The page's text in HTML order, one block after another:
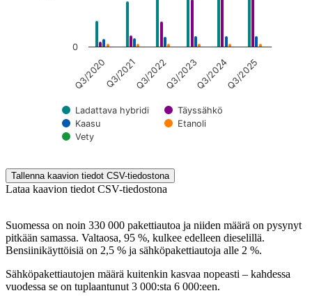
Ladattava hybridi
Täyssähkö
Kaasu
Etanoli
Vety
Q3/2020Q3/2021Q3/2022Q3/2023Q3/2024Q3/2025
0
Tallenna kaavion tiedot CSV-tiedostona
Lataa kaavion tiedot CSV-tiedostona
Suomessa on noin 330 000 pakettiautoa ja niiden määrä on pysynyt
pitkään samassa. Valtaosa, 95 %, kulkee edelleen dieselillä.
Bensiinikäyttöisiä on 2,5 % ja sähköpakettiautoja alle 2 %.
Sähköpakettiautojen määrä kuitenkin kasvaa nopeasti – kahdessa
vuodessa se on tuplaantunut 3 000:sta 6 000:een.